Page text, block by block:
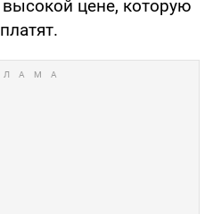
цене, которую